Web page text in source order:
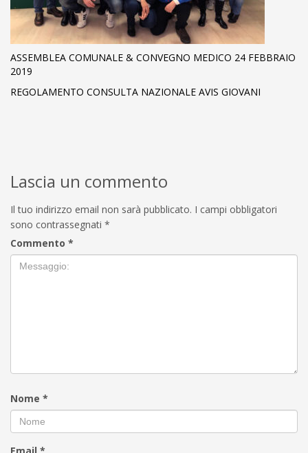
ASSEMBLEA COMUNALE & CONVEGNO MEDICO 24 FEBBRAIO
2019
REGOLAMENTO CONSULTA NAZIONALE AVIS GIOVANI
Lascia un commento
Il tuo indirizzo email non sarà pubblicato. I campi obbligatori
sono contrassegnati *
Commento *
Nome *